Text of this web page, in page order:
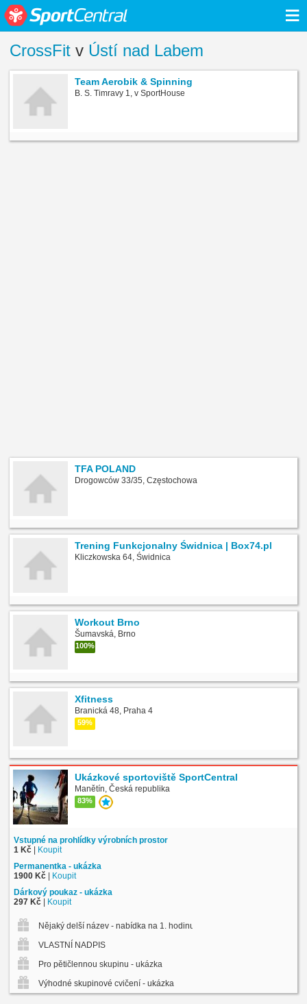
≡
CrossFit v Ústí nad Labem
Team Aerobik & Spinning
B. S. Timravy 1, v SportHouse
TFA POLAND
Drogowców 33/35, Częstochowa
Trening Funkcjonalny Świdnica | Box74.pl
Kliczkowska 64, Świdnica
Workout Brno
Šumavská, Brno
100%
Xfitness
Branická 48, Praha 4
59%
Ukázkové sportoviště SportCentral
Manětín, Česká republika
83%
Vstupné na prohlídky výrobních prostor
1 Kč | Koupit
Permanentka - ukázka
1900 Kč | Koupit
Dárkový poukaz - ukázka
297 Kč | Koupit
Nějaký delší název - nabídka na 1. hodinu zdarma
VLASTNÍ NADPIS
Pro pětičlennou skupinu - ukázka
Výhodné skupinové cvičení - ukázka